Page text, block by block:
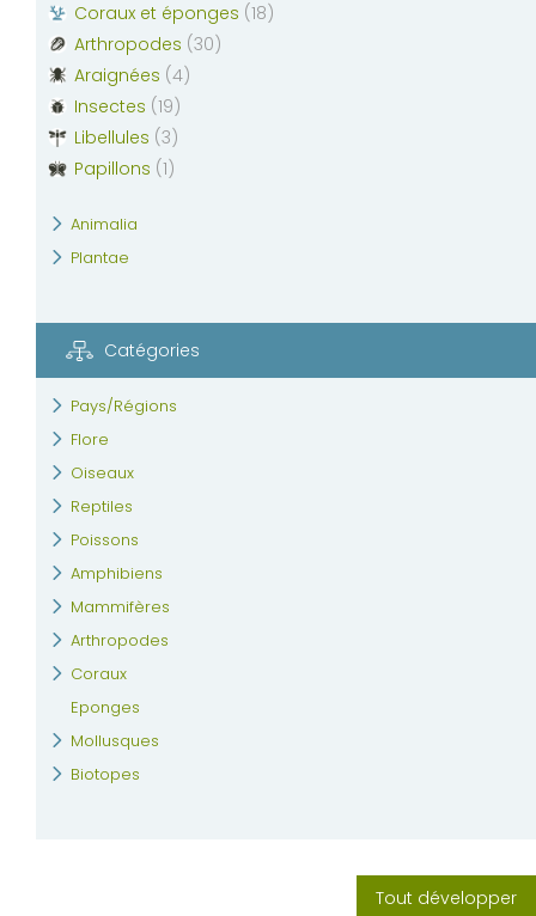
Coraux et éponges (18)
Arthropodes (30)
Araignées (4)
Insectes (19)
Libellules (3)
Papillons (1)
Animalia
Plantae
Catégories
Pays/Régions
Flore
Oiseaux
Reptiles
Poissons
Amphibiens
Mammifères
Arthropodes
Coraux
Eponges
Mollusques
Biotopes
Tout développer